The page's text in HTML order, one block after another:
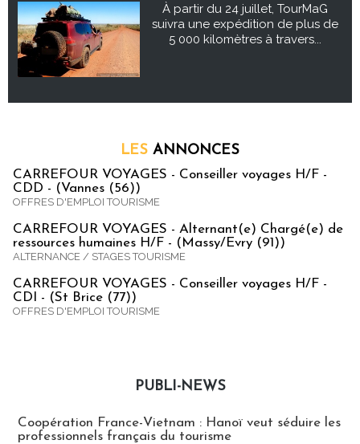
À partir du 24 juillet, TourMaG
suivra une expédition de plus de
5 000 kilomètres à travers...
LES ANNONCES
CARREFOUR VOYAGES - Conseiller voyages H/F -
CDD - (Vannes (56))
OFFRES D'EMPLOI TOURISME
CARREFOUR VOYAGES - Alternant(e) Chargé(e) de
ressources humaines H/F - (Massy/Evry (91))
ALTERNANCE / STAGES TOURISME
CARREFOUR VOYAGES - Conseiller voyages H/F -
CDI - (St Brice (77))
OFFRES D'EMPLOI TOURISME
PUBLI-NEWS
Coopération France-Vietnam : Hanoï veut séduire les
professionnels français du tourisme